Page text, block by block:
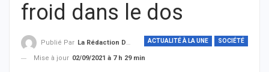
froid dans le dos
ACTUALITÉ À LA UNE SOCIÉTÉ
Publié Par La Rédaction De THIEYSENEGAL.com
Mise à jour 02/09/2021 à 7 h 29 min